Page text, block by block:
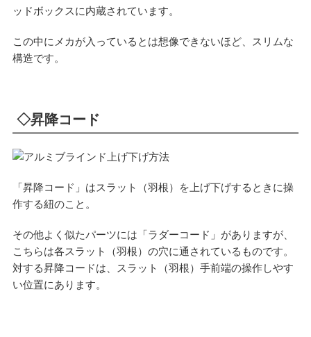
ッドボックスに内蔵されています。
この中にメカが入っているとは想像できないほど、スリムな
構造です。
◇昇降コード
「昇降コード」はスラット（羽根）を上げ下げするときに操
作する紐のこと。
その他よく似たパーツには「ラダーコード」がありますが、
こちらは各スラット（羽根）の穴に通されているものです。
対する昇降コードは、スラット（羽根）手前端の操作しやす
い位置にあります。